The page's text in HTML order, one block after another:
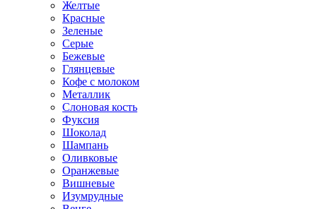
Желтые
Красные
Зеленые
Серые
Бежевые
Глянцевые
Кофе с молоком
Металлик
Слоновая кость
Фуксия
Шоколад
Шампань
Оливковые
Оранжевые
Вишневые
Изумрудные